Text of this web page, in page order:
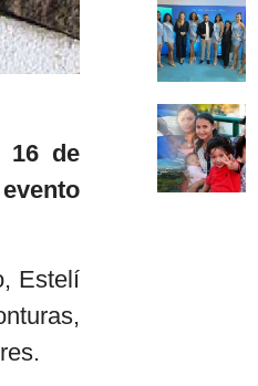
16 de
Estelí